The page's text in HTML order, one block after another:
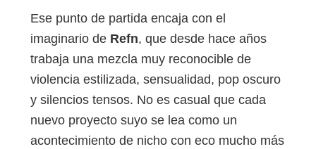
Ese punto de partida encaja con el
imaginario de Refn, que desde hace años
trabaja una mezcla muy reconocible de
violencia estilizada, sensualidad, pop oscuro
y silencios tensos. No es casual que cada
nuevo proyecto suyo se lea como un
acontecimiento de nicho con eco mucho más